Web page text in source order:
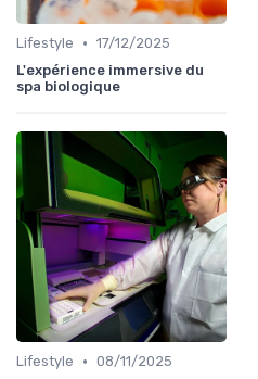
Lifestyle • 17/12/2025
L'expérience immersive du
spa biologique
Lifestyle • 08/11/2025